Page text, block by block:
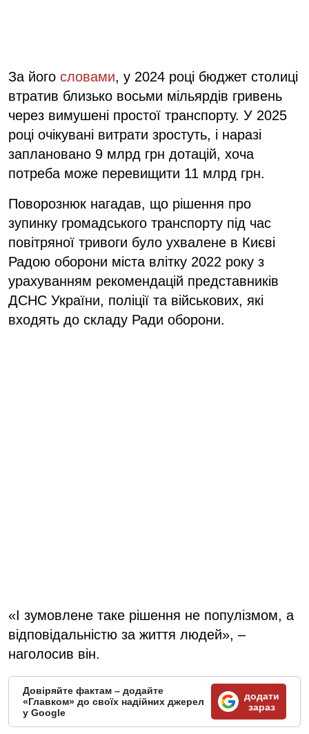
За його словами, у 2024 році бюджет столиці
втратив близько восьми мільярдів гривень
через вимушені простої транспорту. У 2025
році очікувані витрати зростуть, і наразі
заплановано 9 млрд грн дотацій, хоча
потреба може перевищити 11 млрд грн.
Поворознюк нагадав, що рішення про
зупинку громадського транспорту під час
повітряної тривоги було ухвалене в Києві
Радою оборони міста влітку 2022 року з
урахуванням рекомендацій представників
ДСНС України, поліції та військових, які
входять до складу Ради оборони.
«І зумовлене таке рішення не популізмом, а
відповідальністю за життя людей», –
наголосив він.
Довіряйте фактам – додайте
«Главком» до своїх надійних джерел
у Google
додати
зараз